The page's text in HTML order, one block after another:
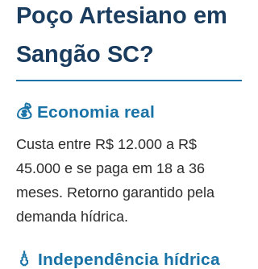
Poço Artesiano em
Sangão SC?
💰 Economia real
Custa entre R$ 12.000 a R$
45.000 e se paga em 18 a 36
meses. Retorno garantido pela
demanda hídrica.
💧 Independência hídrica